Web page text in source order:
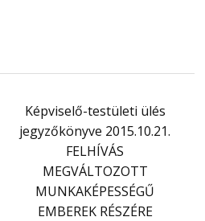
Képviselő-testületi ülés
jegyzőkönyve 2015.10.21.
FELHÍVÁS
MEGVÁLTOZOTT
MUNKAKÉPESSÉGŰ
EMBEREK RÉSZÉRE